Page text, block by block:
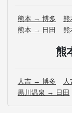
熊本 → 博多 熊
熊本 → 日田
熊
熊
人吉 → 博多
黒川温泉 → 日田